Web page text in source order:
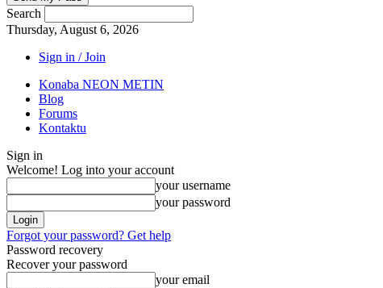
Search
Thursday, August 6, 2026
Sign in / Join
Konaba NEON METIN
Blog
Forums
Kontaktu
Sign in
Welcome! Log into your account
your username
your password
Forgot your password? Get help
Password recovery
Recover your password
your email